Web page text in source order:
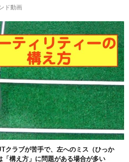
ド動画
クラブが苦手で、左へのミス（ひっか
「構え方」に問題がある場合が多い